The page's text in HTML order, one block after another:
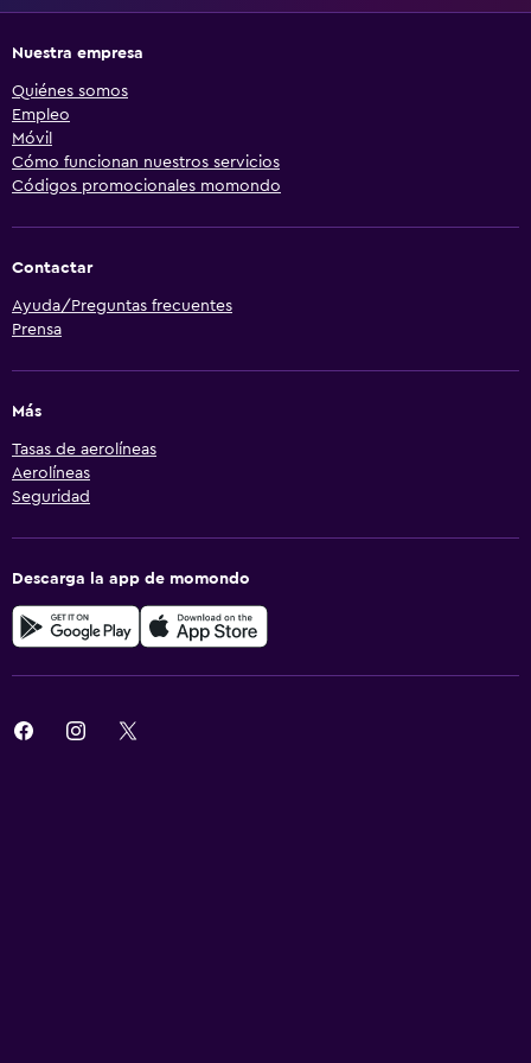
Nuestra empresa
Quiénes somos
Empleo
Móvil
Cómo funcionan nuestros servicios
Códigos promocionales momondo
Contactar
Ayuda/Preguntas frecuentes
Prensa
Más
Tasas de aerolíneas
Aerolíneas
Seguridad
Descarga la app de momondo